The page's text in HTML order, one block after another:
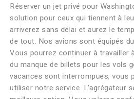
Réserver un jet privé pour
solution pour ceux qui tiennent à
arriverez sans délai et aurez le
de tout. Nos avions sont équipés
Vous pourrez continuer à travailler
du manque de billets pour les vols
vacances sont interrompues, vous
utiliser notre service. L'agrégateur